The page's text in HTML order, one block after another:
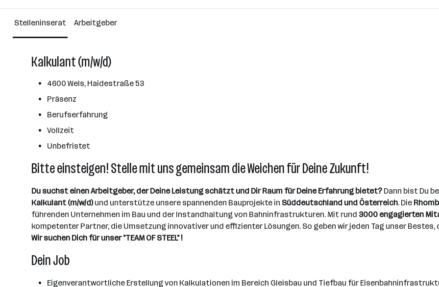
Wels
Stelleninserat Arbeitgeber
Kalkulant (m/w/d)
4600 Wels, Haidestraße 53
Präsenz
Berufserfahrung
Vollzeit
Unbefristet
Bitte einsteigen! Stelle mit uns gemeinsam die Weichen für Deine Zukunft!
Du suchst einen Arbeitgeber, der Deine Leistung schätzt und Dir Raum für Deine Erfahrung bietet? Dann bist Du
Kalkulant (m/w/d)und unterstütze unsere spannenden Bauprojekte in Süddeutschland und Österreich. Die
führenden Unternehmen im Bau und der Instandhaltung von Bahninfrastrukturen. Mit rund 3000 engagierten
kompetenter Partner, die Umsetzung innovativer und effizienter Lösungen. So geben wir jeden Tag unser Bestes,
Wir suchen Dich für unser "TEAM OF STEEL" !
Dein Job
Eigenverantwortliche Erstellung von Kalkulationen im Bereich Gleisbau und Tiefbau für